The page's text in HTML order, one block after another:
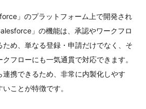
」のプラットフォーム上で開発され
」の機能は、承認やワークフロ
ため、単なる登録・申請だけでなく、そ
フローにも一気通貫で対応できます。
携できるため、非常に内製化しやす
ことが特徴です。